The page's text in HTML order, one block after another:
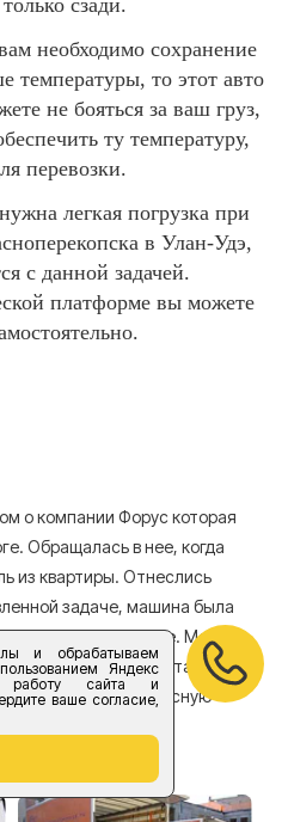
и обрабатываем
Яндекс
работу сайта и
ваше согласие,
сзади.
необходимо сохранение
температуры, то этот авто
не бояться за ваш груз,
ту температуру,
перевозки.
легкая погрузка при
в Улан-Удэ,
с данной задачей.
платформе вы можете
о компании Форус которая
Обращалась в нее, когда
из квартиры. Отнеслись
задаче, машина была
весьма доступные. Мебель
общем все было доставлено в
компании за прекрасную